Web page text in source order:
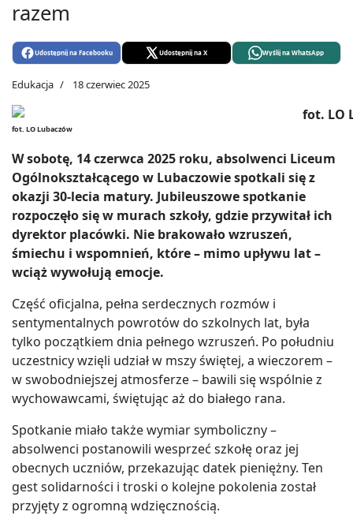
razem
Udostępnij na Facebooku Udostępnij na X Wyślij na WhatsApp
Edukacja 18 czerwiec 2025
fot. LO Lubaczów
W sobotę, 14 czerwca 2025 roku, absolwenci Liceum
Ogólnokształcącego w Lubaczowie spotkali się z
okazji 30-lecia matury. Jubileuszowe spotkanie
rozpoczęło się w murach szkoły, gdzie przywitał ich
dyrektor placówki. Nie brakowało wzruszeń,
śmiechu i wspomnień, które – mimo upływu lat –
wciąż wywołują emocje.
Część oficjalna, pełna serdecznych rozmów i
sentymentalnych powrotów do szkolnych lat, była
tylko początkiem dnia pełnego wzruszeń. Po południu
uczestnicy wzięli udział w mszy świętej, a wieczorem –
w swobodniejszej atmosferze – bawili się wspólnie z
wychowawcami, świętując aż do białego rana.
Spotkanie miało także wymiar symboliczny –
absolwenci postanowili wesprzeć szkołę oraz jej
obecnych uczniów, przekazując datek pieniężny. Ten
gest solidarności i troski o kolejne pokolenia został
przyjęty z ogromną wdzięcznością.